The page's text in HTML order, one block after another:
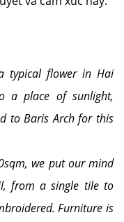
typical flower in Hai
a place of sunlight,
to Baris Arch for this
we put our mind
from a single tile to
Furniture is